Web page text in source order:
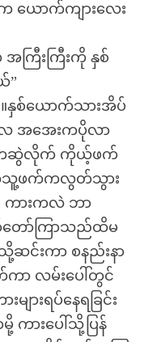
ယောက်ကျားလေး
ကြီးကြီးကို နှစ်
”
နှစ်ယောက်သားအိပ်
အအေးကပိုလာ
ကဆွဲလိုက် ကိုယ့်ဖက်
ဖက်ကလွတ်သွား
ကားကလဲ ဘာ
တော်ကြာသည်ထိမ
င်းကာ စနည်းနာ
ာ လမ်းပေါ်တွင်
ားရပ်နေရခြင်း
ကားပေါ်သို့ပြန်